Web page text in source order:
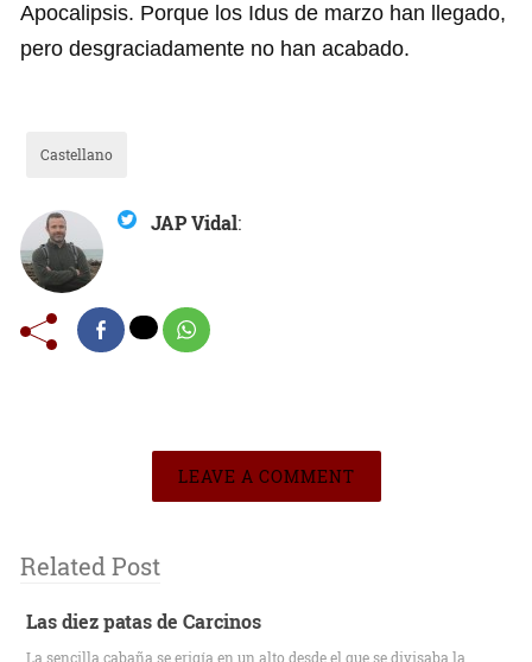
Apocalipsis. Porque los Idus de marzo han llegado,
pero desgraciadamente no han acabado.
Castellano
JAP Vidal:
LEAVE A COMMENT
Related Post
Las diez patas de Carcinos
La sencilla cabaña se erigía en un alto desde el que se divisaba la